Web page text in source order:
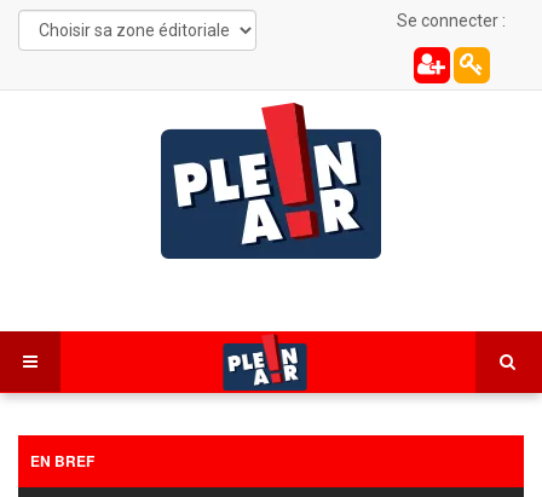
Se connecter :
EN BREF